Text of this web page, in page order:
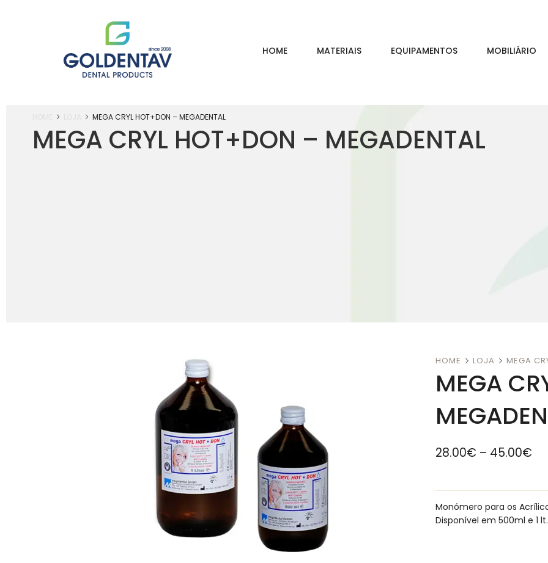
HOME MATERIAIS EQUIPAMENTOS MOBILIÁRIO
MEGA CRYL HOT+DON – MEGADENTAL
MEGA CRYL HOT+DON – MEGADENTAL
HOME LOJA MEGA
MEGA
28.00€ – 45.00€
Monómero para os
Disponível em 500ml e 1 lt.